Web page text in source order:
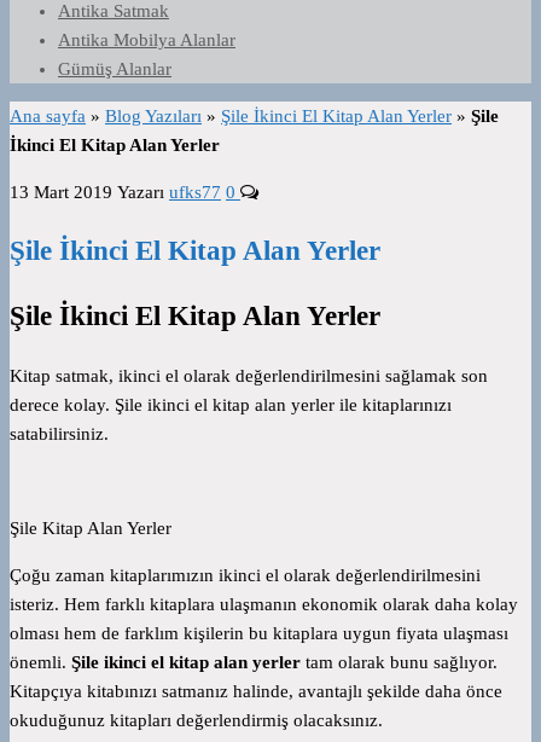
Antika Satmak
Antika Mobilya Alanlar
Gümüş Alanlar
Ana sayfa » Blog Yazıları » Şile İkinci El Kitap Alan Yerler » Şile
İkinci El Kitap Alan Yerler
13 Mart 2019 Yazarı ufks77 0
Şile İkinci El Kitap Alan Yerler
Şile İkinci El Kitap Alan Yerler
Kitap satmak, ikinci el olarak değerlendirilmesini sağlamak son
derece kolay. Şile ikinci el kitap alan yerler ile kitaplarınızı
satabilirsiniz.
Şile Kitap Alan Yerler
Çoğu zaman kitaplarımızın ikinci el olarak değerlendirilmesini
isteriz. Hem farklı kitaplara ulaşmanın ekonomik olarak daha kolay
olması hem de farklım kişilerin bu kitaplara uygun fiyata ulaşması
önemli. Şile ikinci el kitap alan yerler tam olarak bunu sağlıyor.
Kitapçıya kitabınızı satmanız halinde, avantajlı şekilde daha önce
okuduğunuz kitapları değerlendirmiş olacaksınız.